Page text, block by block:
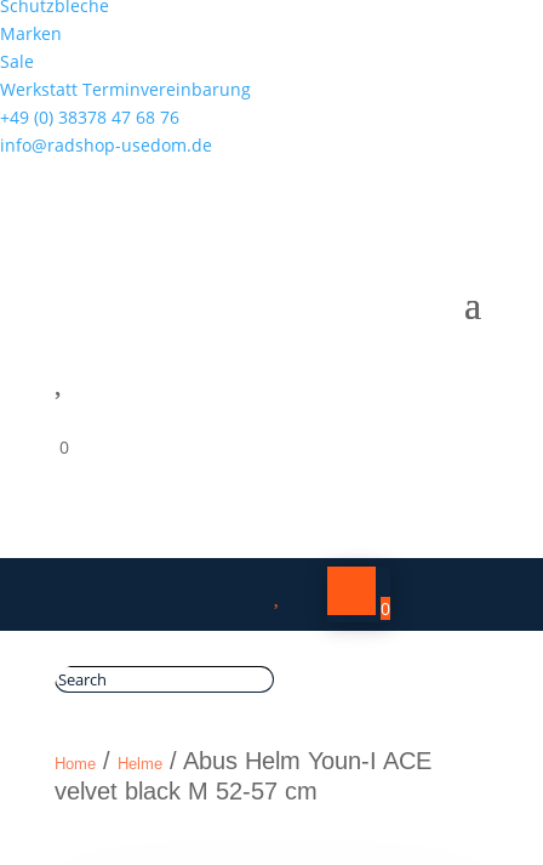
Schutzbleche
Marken
Sale
Werkstatt Terminvereinbarung
+49 (0) 38378 47 68 76
info@radshop-usedom.de
0
0
Home/ Helme/ Abus Helm Youn-I ACE
velvet black M 52-57 cm